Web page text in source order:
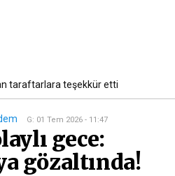
taraftarlara teşekkür etti
G: 01 Tem 2026 - 11:47
gece:
gözaltında!